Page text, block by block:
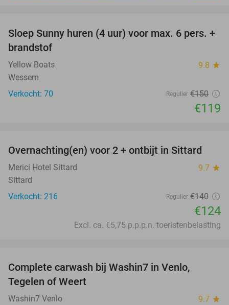
21%
Sloep Sunny huren (4 uur) voor max. 6 pers. +
brandstof
Yellow Boats 9.8 star
Wessem
Verkocht: 70
Regulier €150
€119
11%
Overnachting(en) voor 2 + ontbijt in Sittard
Merici Hotel Sittard 9.7 star
Sittard
Verkocht: 216
Regulier €140
€124
Excl. ca. €5,75 p.p.p.n. toeristenbelasting
Complete carwash bij Washin7 in Venlo,
Tegelen of Weert
Washin7 Venlo 9.7 star